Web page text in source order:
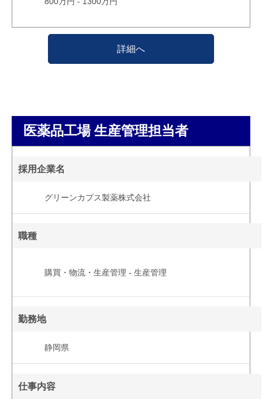
詳細へ
医薬品工場 生産管理担当者
採用企業名
グリーンカプス製薬株式会社
職種
購買・物流・生産管理 - 生産管理
勤務地
静岡県
仕事内容